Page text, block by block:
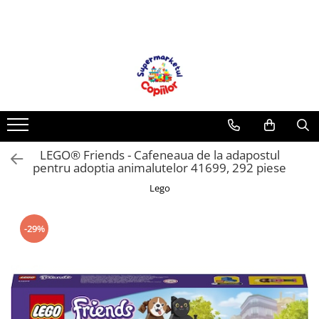
Accesorii pentru petrecere
Baloane
Mobila gradina & terasa
Piscine
Carti pentru copii
Activitati extracurriculare
Carti de Povesti pentru Copii
Rechizite si papetarie pentru copii
Creioane colorate si carioci
LEGO® Friends - Cafeneaua de la adapostul
pentru adoptia animalutelor 41699, 292 piese
Lego
-29%